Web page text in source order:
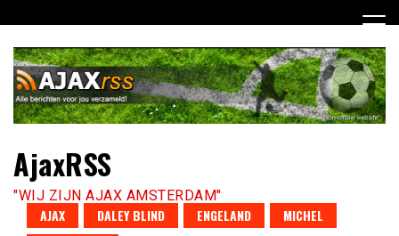
naar
inhoud
AjaxRSS
"WIJ ZIJN AJAX AMSTERDAM"
AJAX DALEY BLIND ENGELAND
MICHEL